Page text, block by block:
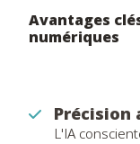
Avantages
numériques
Précision
L'IA